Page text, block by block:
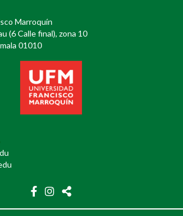
Marroquín
(6 Calle final), zona 10
01010